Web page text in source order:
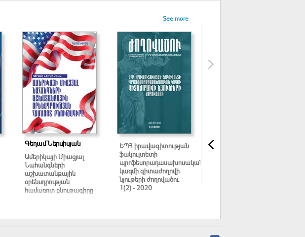
See more
Գեղամ Ներսիսյան
Ամերիկայի Միացյալ
Նահանգների
աշխատանքային
օրենսդրության
համառոտ բնութագիրը
ԵՊՀ իրավագիտության
ֆակուլտետի
պրոֆեսորադասախոսական
կազմի գիտաժողովի
նյութերի ժողովածու
1(2) - 2020